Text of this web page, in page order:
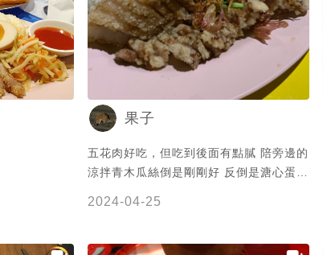
果子
五花肉好吃，但吃到後面有點膩 陪旁邊的
涼拌青木瓜絲倒是剛剛好 反倒是溏心蛋顯
由應是平等與民主的前提，但自己卻跑去
2024-04-25